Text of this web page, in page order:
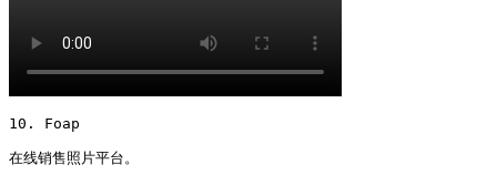
10. Foap
在线销售照片平台。